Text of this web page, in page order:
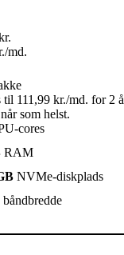
/md.
til 111,99 kr./md. for 2
som helst.
cores
RAM
NVMe-diskplads
båndbredde